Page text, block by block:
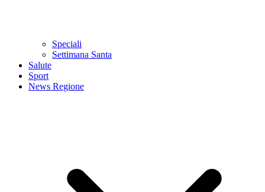
Speciali
Settimana Santa
Salute
Sport
News Regione